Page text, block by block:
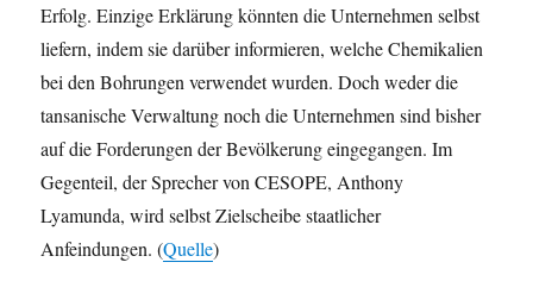
Erfolg. Einzige Erklärung könnten die Unternehmen selbst
liefern, indem sie darüber informieren, welche Chemikalien
bei den Bohrungen verwendet wurden. Doch weder die
tansanische Verwaltung noch die Unternehmen sind bisher
auf die Forderungen der Bevölkerung eingegangen. Im
Gegenteil, der Sprecher von CESOPE, Anthony
Lyamunda, wird selbst Zielscheibe staatlicher
Anfeindungen. (Quelle)